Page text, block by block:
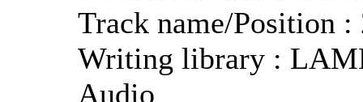
Track name/Position :
Writing library :
Audio